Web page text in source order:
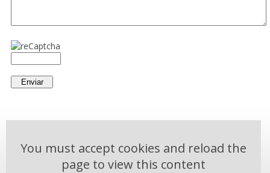
You must accept cookies and reload the
page to view this content